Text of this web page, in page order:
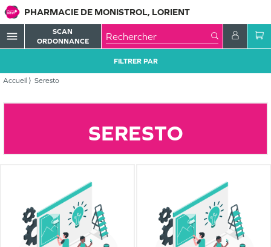
PHARMACIE DE MONISTROL, LORIENT
menu
SCAN
ORDONNANCE
Accueil Seresto
FILTRER PAR
SERESTO